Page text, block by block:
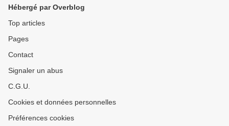
Hébergé par Overblog
Top articles
Pages
Contact
Signaler un abus
C.G.U.
Cookies et données personnelles
Préférences cookies